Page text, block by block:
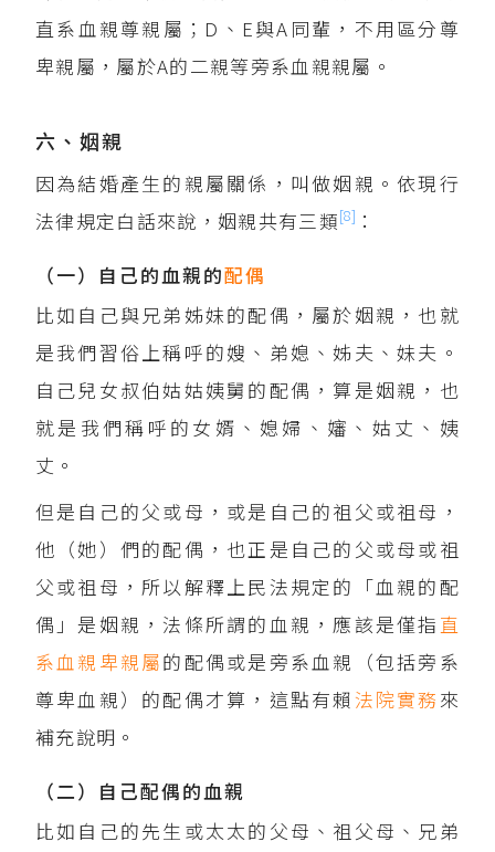
直系血親尊親屬；D、E與A同輩，不用區分尊
卑親屬，屬於A的二親等旁系血親親屬。
六、姻親
因為結婚產生的親屬關係，叫做姻親。依現行
法律規定白話來說，姻親共有三類[8] ：
（一）自己的血親的配偶
比如自己與兄弟姊妹的配偶，屬於姻親，也就
是我們習俗上稱呼的嫂、弟媳、姊夫、妹夫。
自己兒女叔伯姑姑姨舅的配偶，算是姻親，也
就是我們稱呼的女婿、媳婦、嬸、姑丈、姨
丈。
但是自己的父或母，或是自己的祖父或祖母，
他（她）們的配偶，也正是自己的父或母或祖
父或祖母，所以解釋上民法規定的「血親的配
偶」是姻親，法條所謂的血親，應該是僅指 直
系血親卑親屬的配偶或是旁系血親（包括旁系
尊卑血親）的配偶才算，這點有賴法院實務 來
補充說明。
（二）自己配偶的血親
比如自己的先生或太太的父母、祖父母、兄弟